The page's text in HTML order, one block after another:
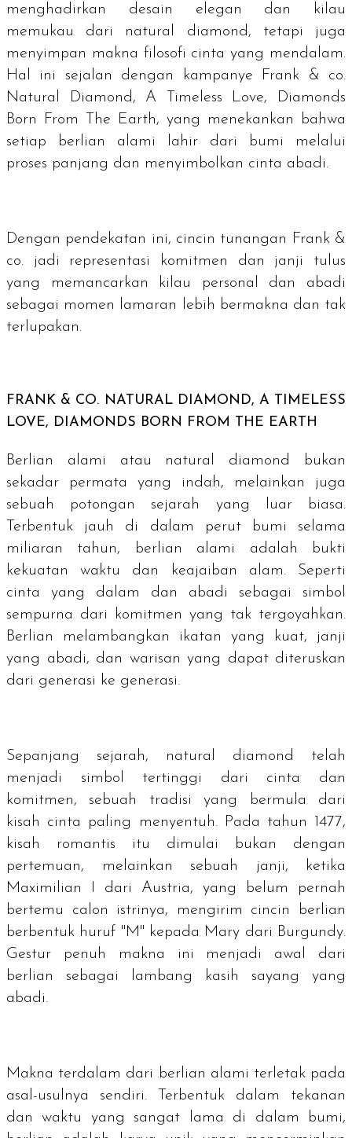
menghadirkan desain elegan dan kilau
memukau dari natural diamond, tetapi juga
menyimpan makna filosofi cinta yang mendalam.
Hal ini sejalan dengan kampanye Frank & co.
Natural Diamond, A Timeless Love, Diamonds
Born From The Earth, yang menekankan bahwa
setiap berlian alami lahir dari bumi melalui
proses panjang dan menyimbolkan cinta abadi.
Dengan pendekatan ini, cincin tunangan Frank &
co. jadi representasi komitmen dan janji tulus
yang memancarkan kilau personal dan abadi
sebagai momen lamaran lebih bermakna dan tak
terlupakan.
FRANK & CO. NATURAL DIAMOND, A TIMELESS
LOVE, DIAMONDS BORN FROM THE EARTH
Berlian alami atau natural diamond
bukan
sekadar permata yang indah, melainkan juga
sebuah potongan sejarah yang luar biasa.
Terbentuk jauh di dalam perut bumi selama
miliaran tahun, berlian alami adalah bukti
kekuatan waktu dan keajaiban alam. Seperti
cinta yang dalam dan abadi sebagai simbol
sempurna dari komitmen yang tak tergoyahkan.
Berlian melambangkan ikatan yang kuat, janji
yang abadi, dan warisan yang dapat diteruskan
dari generasi ke generasi.
Sepanjang sejarah, natural diamond
telah
menjadi simbol tertinggi dari cinta dan
komitmen, sebuah tradisi yang bermula dari
kisah cinta paling menyentuh. Pada tahun 1477,
kisah romantis itu dimulai bukan dengan
pertemuan, melainkan sebuah janji, ketika
Maximilian I dari Austria, yang belum pernah
bertemu calon istrinya, mengirim cincin berlian
berbentuk huruf "M" kepada Mary dari Burgundy.
Gestur penuh makna ini menjadi awal dari
berlian sebagai lambang kasih sayang yang
abadi.
Makna terdalam dari berlian alami terletak pada
asal-usulnya sendiri. Terbentuk dalam tekanan
dan waktu yang sangat lama di dalam bumi,